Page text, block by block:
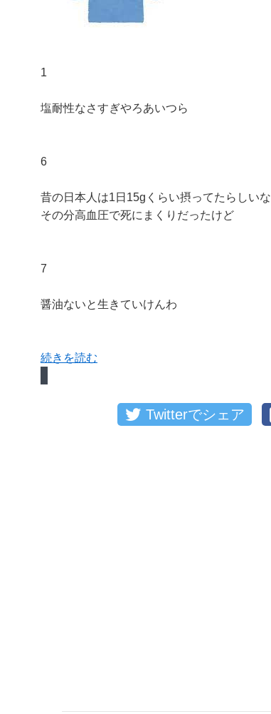
1
塩耐性なさすぎやろあいつら
6
昔の日本人は1日15gくらい摂ってたらしいな
その分高血圧で死にまくりだったけど
7
醤油ないと生きていけんわ
続きを読む
Twitterでシェア